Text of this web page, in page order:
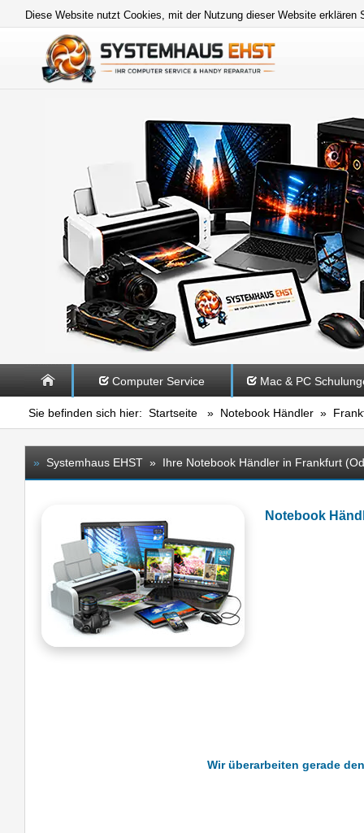
Diese Website nutzt Cookies, mit der Nutzung dieser Website
Computer Service Mac & PC
Sie befinden sich hier: Startseite » Notebook Händler »
» Systemhaus EHST » Ihre Notebook Händler in Frankfurt
Notebook
Wir überarbeiten gerade